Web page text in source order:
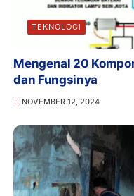
TEKNOLOGI
Mengenal 20
dan Fungsinya
NOVEMBER 12, 2024